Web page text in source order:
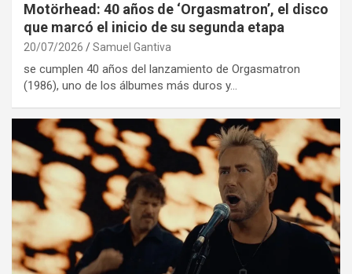
Motörhead: 40 años de ‘Orgasmatron’, el disco
que marcó el inicio de su segunda etapa
20/07/2026 Samuel Gantiva
se cumplen 40 años del lanzamiento de Orgasmatron
(1986), uno de los álbumes más duros y…